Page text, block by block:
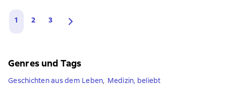
1 2 3
Genres und Tags
Geschichten aus dem Leben, Medizin, beliebt